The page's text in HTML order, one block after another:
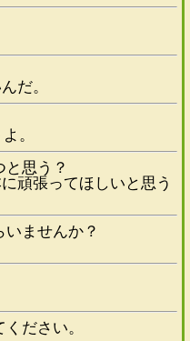
だ。
。
思う？
頑張ってほしいと思う
ませんか？
ださい。